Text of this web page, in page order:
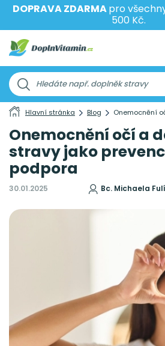
DOPRAVA ZDARMApro
500 Kč.
Hlavní stránka Blog Onemocnění
Onemocnění očí a
stravy jako
podpora
30.01.2025 Bc. Michaela